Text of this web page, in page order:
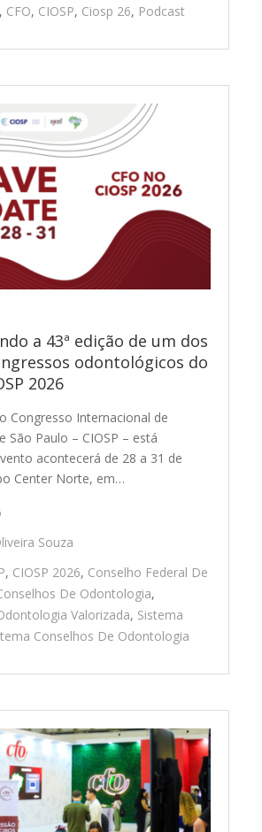
, CFO, CIOSP, Ciosp 26, Podcast
a 43ª edição de um dos
odontológicos do
2026
Congresso Internacional de
São Paulo – CIOSP – está
acontecerá de 28 a 31 de
Center Norte, em…
Souza
, CIOSP 2026, Conselho Federal De
De Odontologia,
Valorizada, Sistema
Conselhos De Odontologia